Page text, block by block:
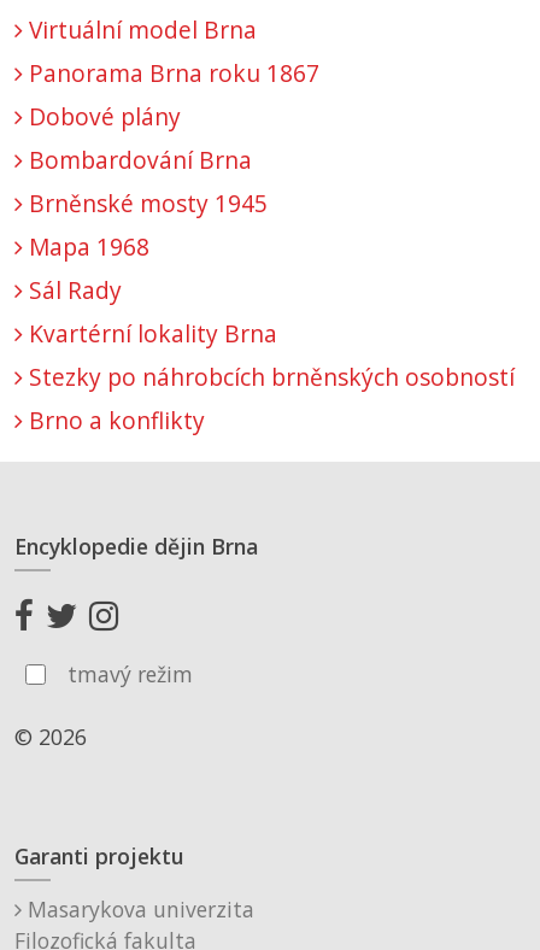
Virtuální model Brna
Panorama Brna roku 1867
Dobové plány
Bombardování Brna
Brněnské mosty 1945
Mapa 1968
Sál Rady
Kvartérní lokality Brna
Stezky po náhrobcích brněnských osobností
Brno a konflikty
Encyklopedie dějin Brna
tmavý režim
© 2026
Garanti projektu
Masarykova univerzita
Filozofická fakulta